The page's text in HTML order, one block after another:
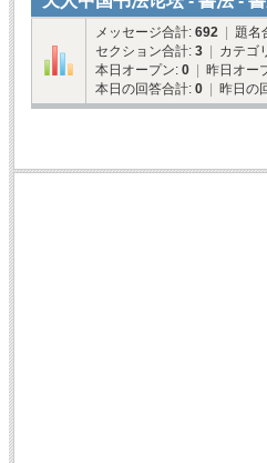
メッセージ合計: 692 題名
セクション合計: 3 カテゴ
本日オープン: 0 昨日オー
本日の回答合計: 0 昨日の